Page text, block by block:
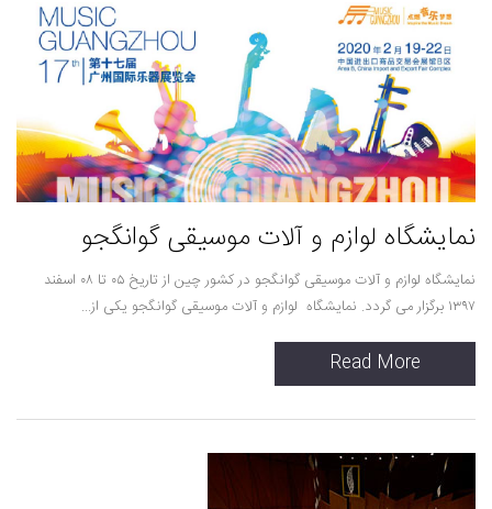
نمایشگاه لوازم و آلات موسیقی گوانگجو
نمایشگاه لوازم و آلات موسیقی گوانگجو در کشور چین از تاریخ ۰۵ تا ۰۸ اسفند
۱۳۹۷ برگزار می گردد. نمایشگاه لوازم و آلات موسیقی گوانگجو یکی از...
Read More